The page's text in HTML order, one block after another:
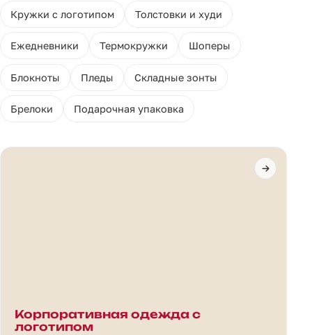
Кружки с логотипом Толстовки и худи
Ежедневники Термокружки Шоперы
Блокноты Пледы Складные зонты
Брелоки Подарочная упаковка
Корпоративная одежда с
логотипом